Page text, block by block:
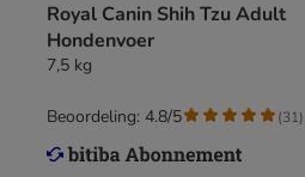
Royal Canin Shih Tzu Adult
Hondenvoer
7,5 kg
Beoordeling: 4.8/5 (31)